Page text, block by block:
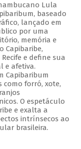
Lula
baseado
lançado em
por uma
memória e
Capibaribe,
e define sua
e afetiva.
Capibaribum
como forró, xote,
O espetáculo
e exalta a
intrínsecos ao
brasileira.